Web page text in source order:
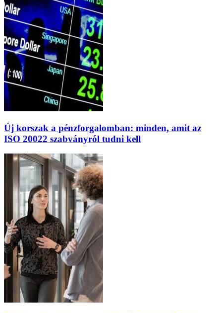
Új korszak a pénzforgalomban: minden, amit az
ISO 20022 szabványról tudni kell